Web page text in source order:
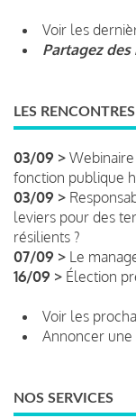
Voir les
Partagez des
LES RENCONTRES
03/09 >
fonction publique
03/09 >
leviers pour des
résilients ?
07/09 > Le
16/09 > Élection
Voir les
Annoncer
NOS SERVICES